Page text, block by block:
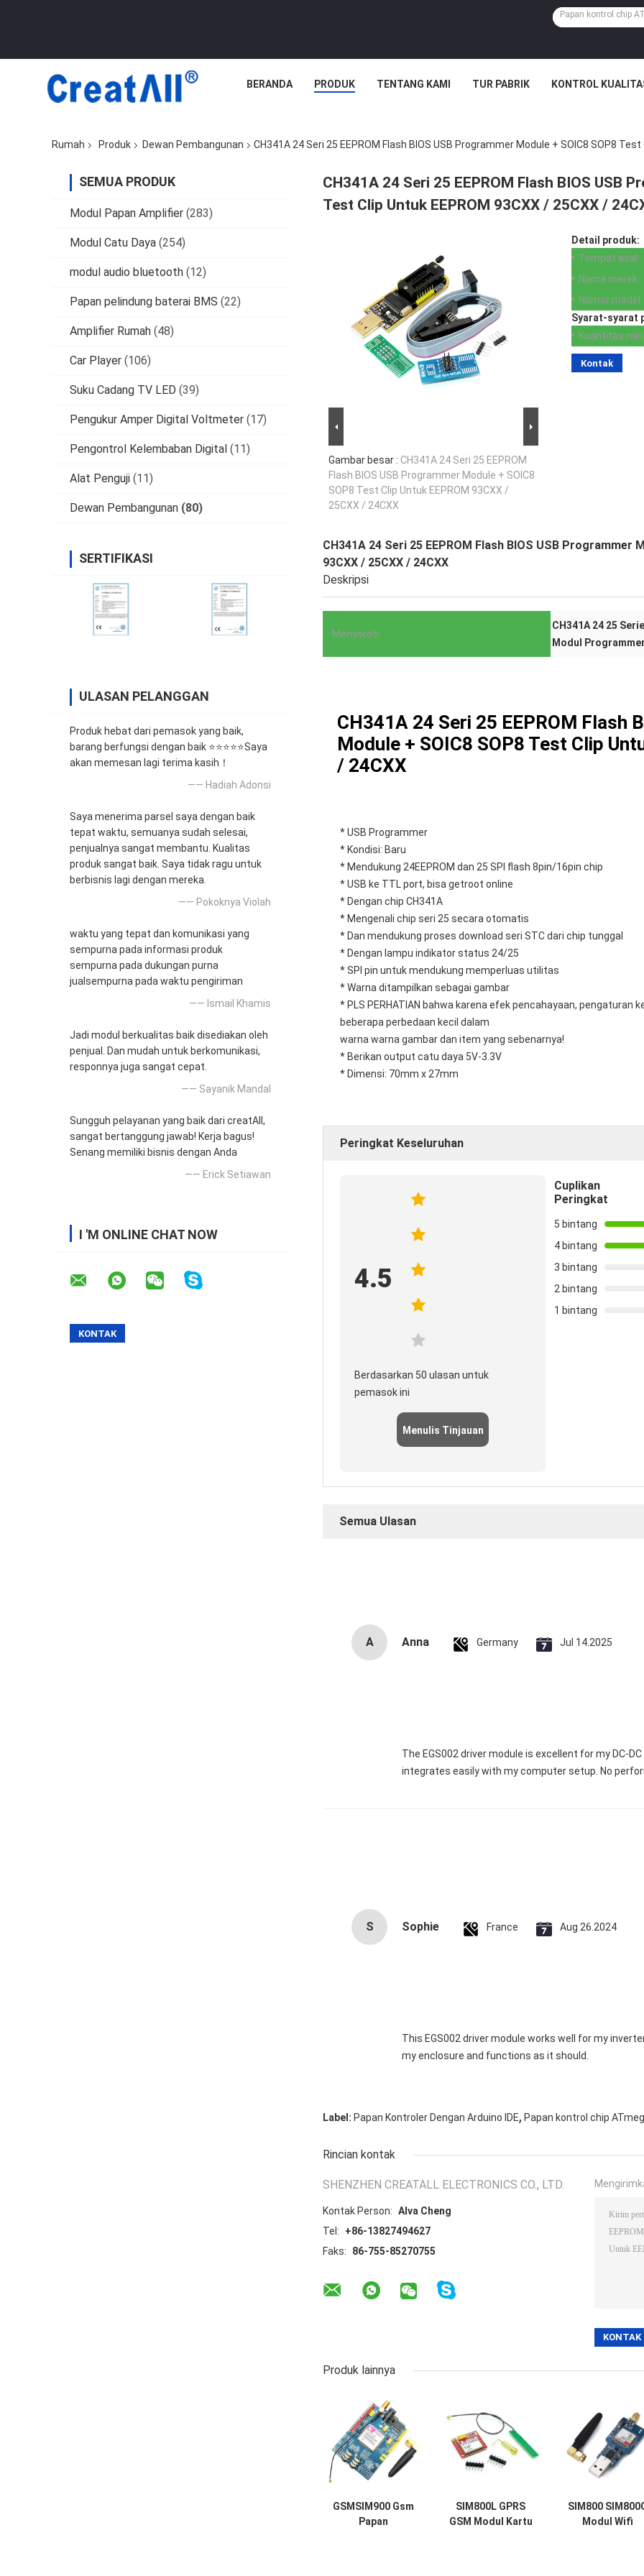
BERANDA PRODUK TENTANG KAMI TUR PABRIK KONTROL
Rumah Produk Dewan Pembangunan CH341A 24 Seri 25 EEPROM Flash BIOS USB Programmer Module + SOIC8 SOP8
SEMUA PRODUK
Modul Papan Amplifier (283)
Modul Catu Daya (254)
modul audio bluetooth (12)
Papan pelindung baterai BMS (22)
Amplifier Rumah (48)
Car Player (106)
Suku Cadang TV LED (39)
Pengukur Amper Digital Voltmeter (17)
Pengontrol Kelembaban Digital (11)
Alat Penguji (11)
Dewan Pembangunan (80)
SERTIFIKASI
ULASAN PELANGGAN
Produk hebat dari pemasok yang baik,
barang berfungsi dengan baik ⭐⭐⭐⭐⭐Saya
akan memesan lagi terima kasih！
—— Hadiah Adonsi
Saya menerima parsel saya dengan baik
tepat waktu, semuanya sudah selesai,
penjualnya sangat membantu. Kualitas
produk sangat baik. Saya tidak ragu untuk
berbisnis lagi dengan mereka.
—— Pokoknya Violah
waktu yang tepat dan komunikasi yang
sempurna pada informasi produk
sempurna pada dukungan purna
jualsempurna pada waktu pengiriman
—— Ismail Khamis
Jadi modul berkualitas baik disediakan oleh
penjual. Dan mudah untuk berkomunikasi,
responnya juga sangat cepat.
—— Sayanik Mandal
Sungguh pelayanan yang baik dari creatAll,
sangat bertanggung jawab! Kerja bagus!
Senang memiliki bisnis dengan Anda
—— Erick Setiawan
I 'M ONLINE CHAT NOW
CH341A 24 Seri 25 EEPROM Flash BIOS USB
Test Clip Untuk EEPROM 93CXX / 25CXX /
Gambar besar : CH341A 24 Seri 25 EEPROM
Flash BIOS USB Programmer Module + SOIC8
SOP8 Test Clip Untuk EEPROM 93CXX /
25CXX / 24CXX
Detail produk:
Tempat asal:
Nama merek:
Nomor model:
Syarat-syarat
Kuantitas min
Kontak
CH341A 24 Seri 25 EEPROM Flash BIOS USB Programmer
93CXX / 25CXX / 24CXX
Deskripsi
Menyoroti:
CH341A 24 25
Modul
CH341A 24 Seri 25 EEPROM Flash
Module + SOIC8 SOP8 Test Clip
/ 24CXX
* USB Programmer
* Kondisi: Baru
* Mendukung 24EEPROM dan 25 SPI flash 8pin/16pin chip
* USB ke TTL port, bisa getroot online
* Dengan chip CH341A
* Mengenali chip seri 25 secara otomatis
* Dan mendukung proses download seri STC dari chip tunggal
* Dengan lampu indikator status 24/25
* SPI pin untuk mendukung memperluas utilitas
* Warna ditampilkan sebagai gambar
* PLS PERHATIAN bahwa karena efek pencahayaan, pengaturan
beberapa perbedaan kecil dalam
warna warna gambar dan item yang sebenarnya!
* Berikan output catu daya 5V-3.3V
* Dimensi: 70mm x 27mm
Peringkat Keseluruhan
4.5
Berdasarkan 50 ulasan untuk
pemasok ini
Menulis Tinjauan
Cuplikan
Peringkat
5 bintang
4 bintang
3 bintang
2 bintang
1 bintang
Semua Ulasan
A Anna Germany Jul 14.2025
The EGS002 driver module is excellent for my DC-
integrates easily with my computer setup. No
S Sophie France Aug 26.2024
This EGS002 driver module works well for my
my enclosure and functions as it should.
Label: Papan Kontroler Dengan Arduino IDE, Papan kontrol chip
Rincian kontak
SHENZHEN CREATALL ELECTRONICS CO., LTD.
Kontak Person: Alva Cheng
Tel:
+86-13827494627
Faks:
86-755-85270755
Produk lainnya
GSMSIM900 Gsm
Papan
SIM800L GPRS
GSM Modul Kartu
SIM800
Modul Wifi